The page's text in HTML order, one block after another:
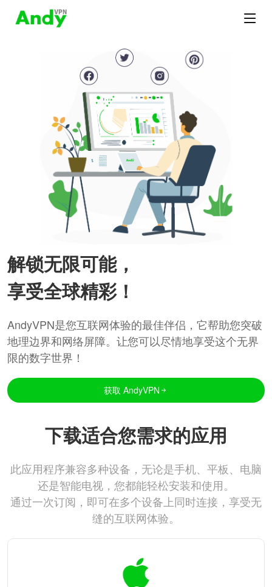
解锁无限可能，
享受全球精彩！
AndyVPN是您互联网体验的最佳伴侣，它帮助您突破
地理边界和网络屏障。让您可以尽情地享受这个无界
限的数字世界！
获取 AndyVPN
下载适合您需求的应用
此应用程序兼容多种设备，无论是手机、平板、电脑
还是智能电视，您都能轻松安装和使用。
通过一次订阅，即可在多个设备上同时连接，享受无
缝的互联网体验。